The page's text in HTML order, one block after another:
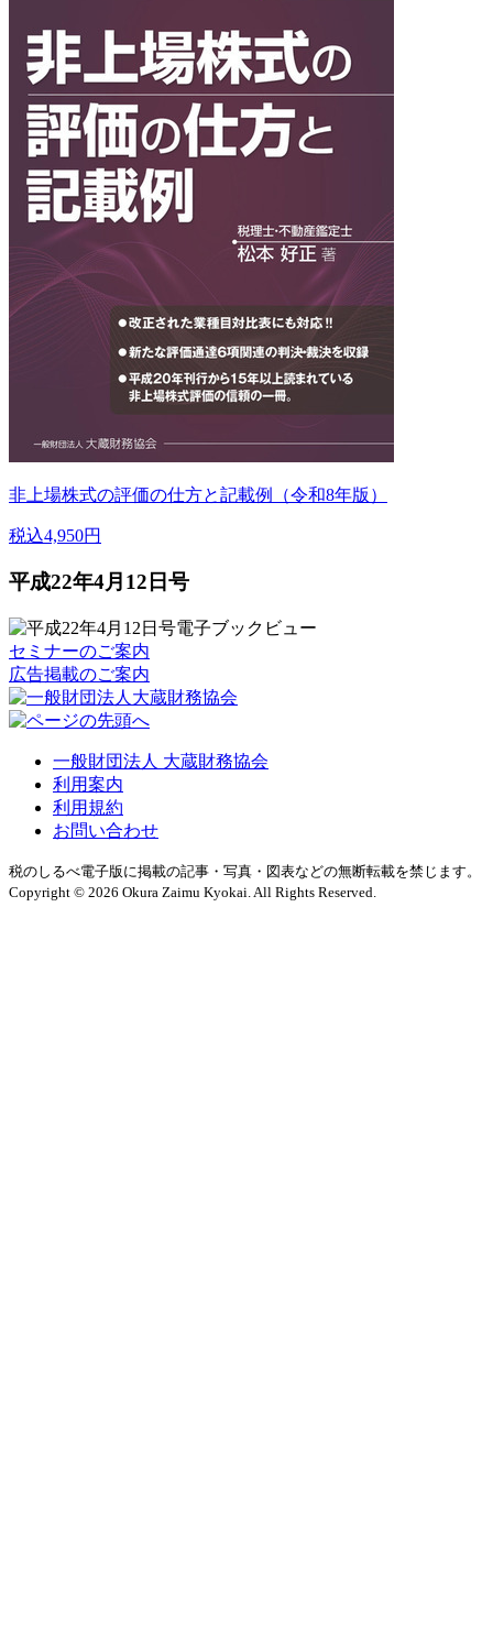
非上場株式の評価の仕方と記載例（令和8年版）
税込4,950円
平成22年4月12日号
セミナーのご案内
広告掲載のご案内
一般財団法人 大蔵財務協会
利用案内
利用規約
お問い合わせ
税のしるべ電子版に掲載の記事・写真・図表などの無断転載を禁じます。
Copyright © 2026 Okura Zaimu Kyokai. All Rights Reserved.